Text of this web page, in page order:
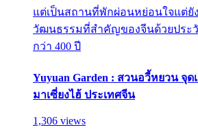
แต่เป็นสถานที่พักผ่อนหย่อนใจแต่ยั
วัฒนธรรมที่สำคัญของจีนด้วยประ
กว่า 400 ปี
Yuyuan Garden : สวนอวี้หยวน จุ
มาเซี่ยงไฮ้ ประเทศจีน
1,306 views